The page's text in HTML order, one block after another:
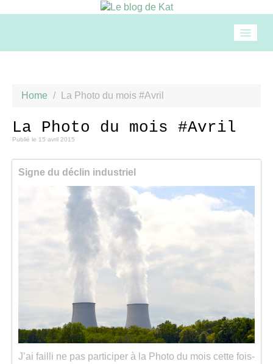
Beauté
Loisirs
Food & drinks
Map
Home / La Photo du mois #Avril
La Photo du mois #Avril
Publié le 15 avril 2015
Signe du déclin industriel
J’ai failli ne pas participer à la Photo du mois cette fois-